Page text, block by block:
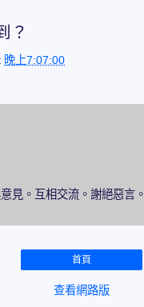
？
晚上7:07:00
見。互相交流。謝絕惡言。
首頁
查看網路版